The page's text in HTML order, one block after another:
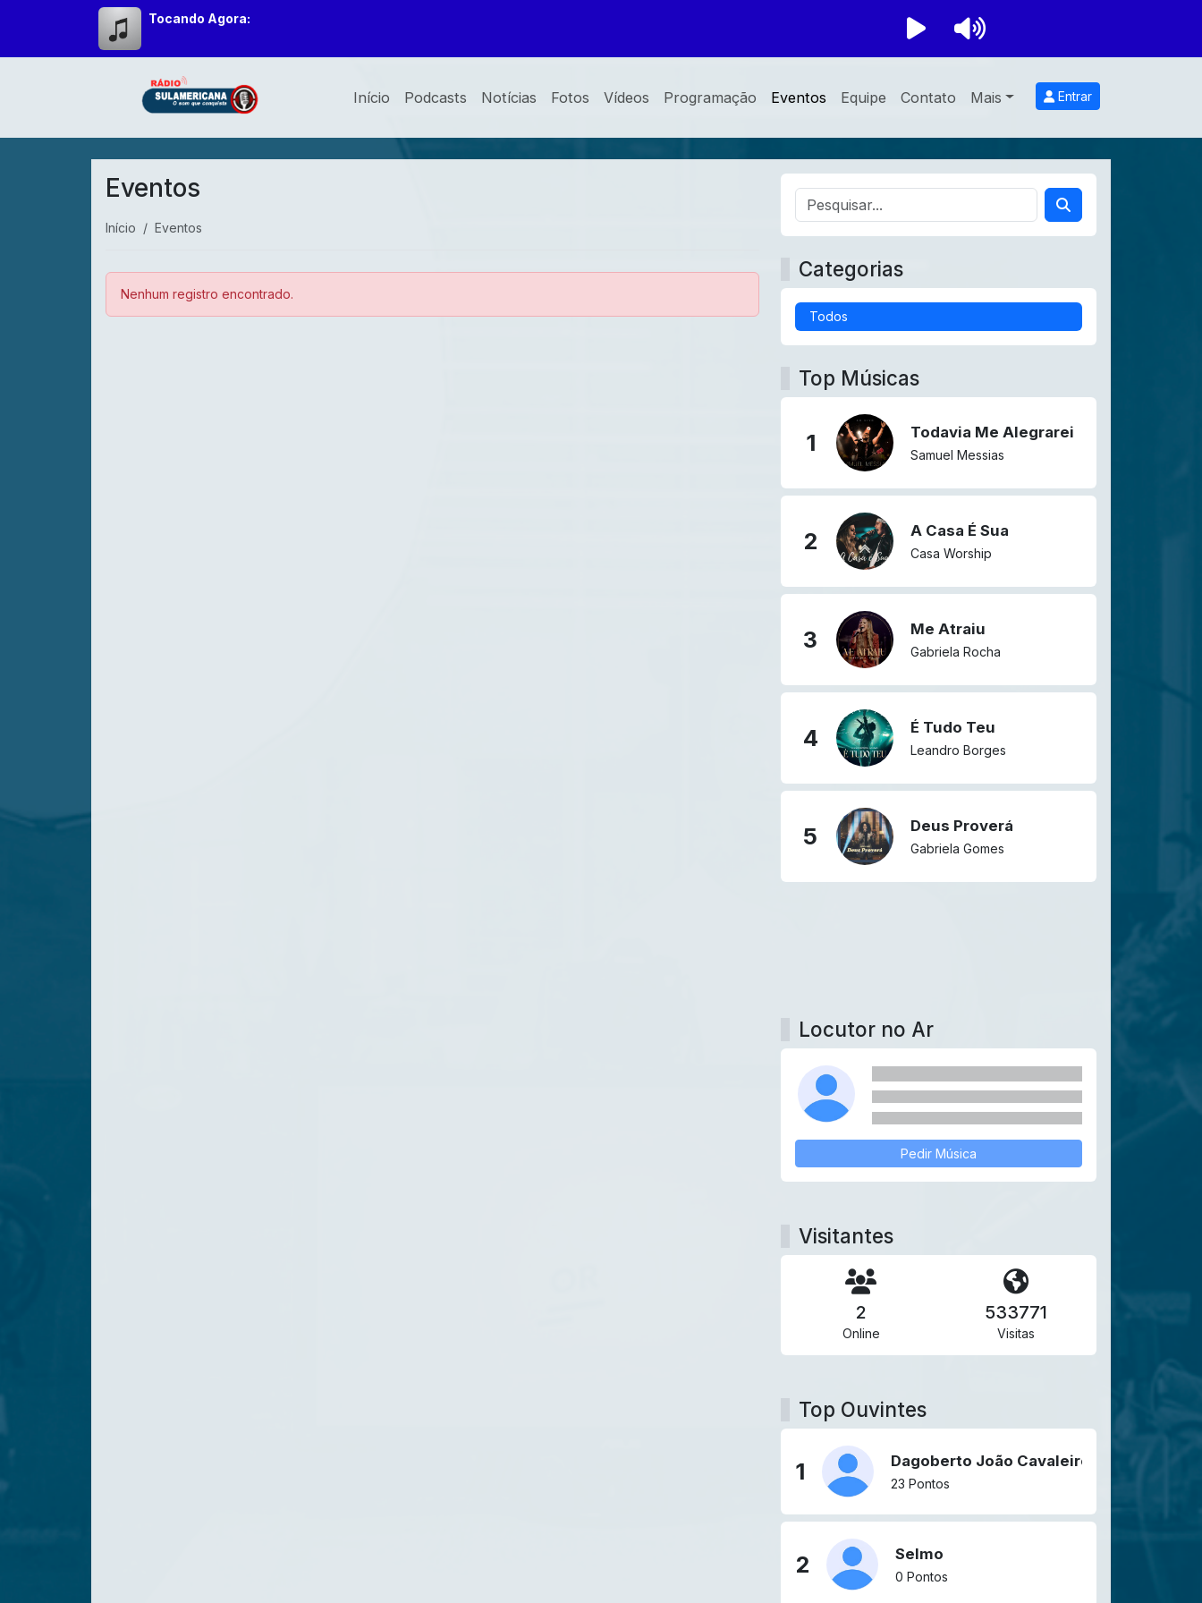
Tocando Agora:
Início Podcasts Notícias Fotos Vídeos Programação Eventos Equipe Contato Mais Entrar
Eventos
Início Eventos
Nenhum registro encontrado.
Categorias
Todos
Top Músicas
1 Todavia Me Alegrarei
Samuel Messias
2 A Casa É Sua
Casa Worship
3 Me Atraiu
Gabriela Rocha
4 É Tudo Teu
Leandro Borges
5 Deus Proverá
Gabriela Gomes
Locutor no Ar
Pedir Música
Visitantes
2
Online
533771
Visitas
Top Ouvintes
1 Dagoberto João Cavaleiro
23 Pontos
2 Selmo
0 Pontos